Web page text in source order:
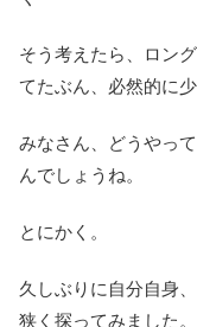
そう考えたら、ロン
てたぶん、必然的に
みなさん、どうやっ
んでしょうね。
とにかく。
久しぶりに自分自身
狭く探ってみました。